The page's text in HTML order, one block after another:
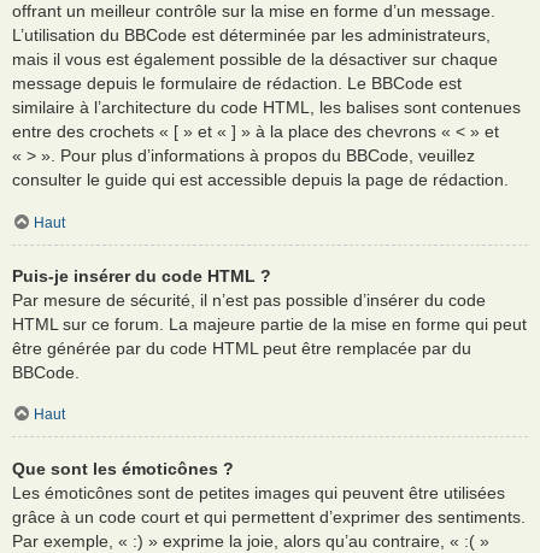
offrant un meilleur contrôle sur la mise en forme d’un message.
L’utilisation du BBCode est déterminée par les administrateurs,
mais il vous est également possible de la désactiver sur chaque
message depuis le formulaire de rédaction. Le BBCode est
similaire à l’architecture du code HTML, les balises sont contenues
entre des crochets « [ » et « ] » à la place des chevrons « < » et
« > ». Pour plus d’informations à propos du BBCode, veuillez
consulter le guide qui est accessible depuis la page de rédaction.
Haut
Puis-je insérer du code HTML ?
Par mesure de sécurité, il n’est pas possible d’insérer du code
HTML sur ce forum. La majeure partie de la mise en forme qui peut
être générée par du code HTML peut être remplacée par du
BBCode.
Haut
Que sont les émoticônes ?
Les émoticônes sont de petites images qui peuvent être utilisées
grâce à un code court et qui permettent d’exprimer des sentiments.
Par exemple, « :) » exprime la joie, alors qu’au contraire, « :( »